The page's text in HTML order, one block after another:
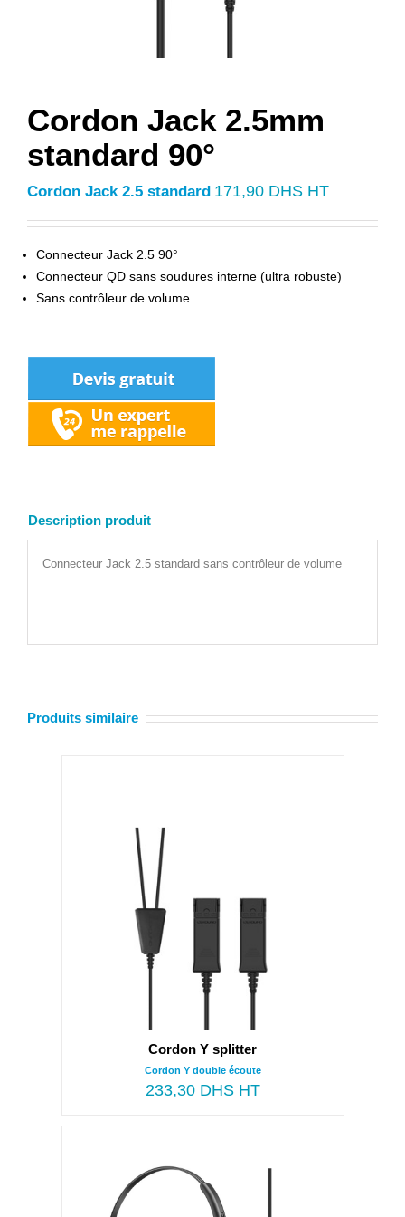
Cordon Jack 2.5mm
standard 90°
Cordon Jack 2.5 standard 171,90 DHS HT
Connecteur Jack 2.5 90°
Connecteur QD sans soudures interne (ultra robuste)
Sans contrôleur de volume
Description produit
Connecteur Jack 2.5 standard sans contrôleur de volume
Produits similaire
Cordon Y splitter
Cordon Y double écoute
233,30DHS HT